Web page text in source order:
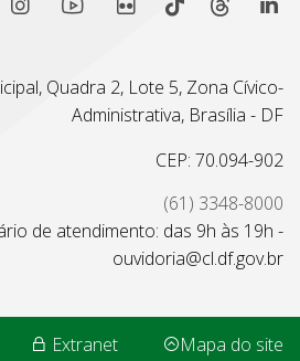
Quadra 2, Lote 5, Zona Cívico-
Administrativa, Brasília - DF
CEP: 70.094-902
(61) 3348-8000
de atendimento: das 9h às 19h -
ouvidoria@cl.df.gov.br
Extranet Mapa do site